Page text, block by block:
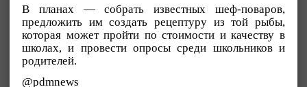
В планах — собрать известных шеф-поваров,
предложить им создать рецептуру из той рыбы,
которая может пройти по стоимости и качеству в
школах, и провести опросы среди школьников и
родителей.
@pdmnews